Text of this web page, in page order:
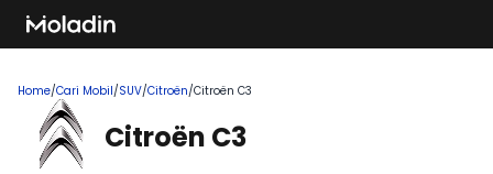
Home/Cari Mobil/SUV/Citroën/Citroën C3
Citroën C3